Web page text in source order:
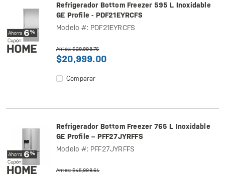
Refrigerador Bottom Freezer 595 L Inoxidable
GE Profile - PDF21EYRCFS
Modelo #: PDF21EYRCFS
Antes: $29,998.76
$20,999.00
Comparar
Refrigerador Bottom Freezer 765 L Inoxidable
GE Profile – PFF27JYRFFS
Modelo #: PFF27JYRFFS
Antes: $45,998.64